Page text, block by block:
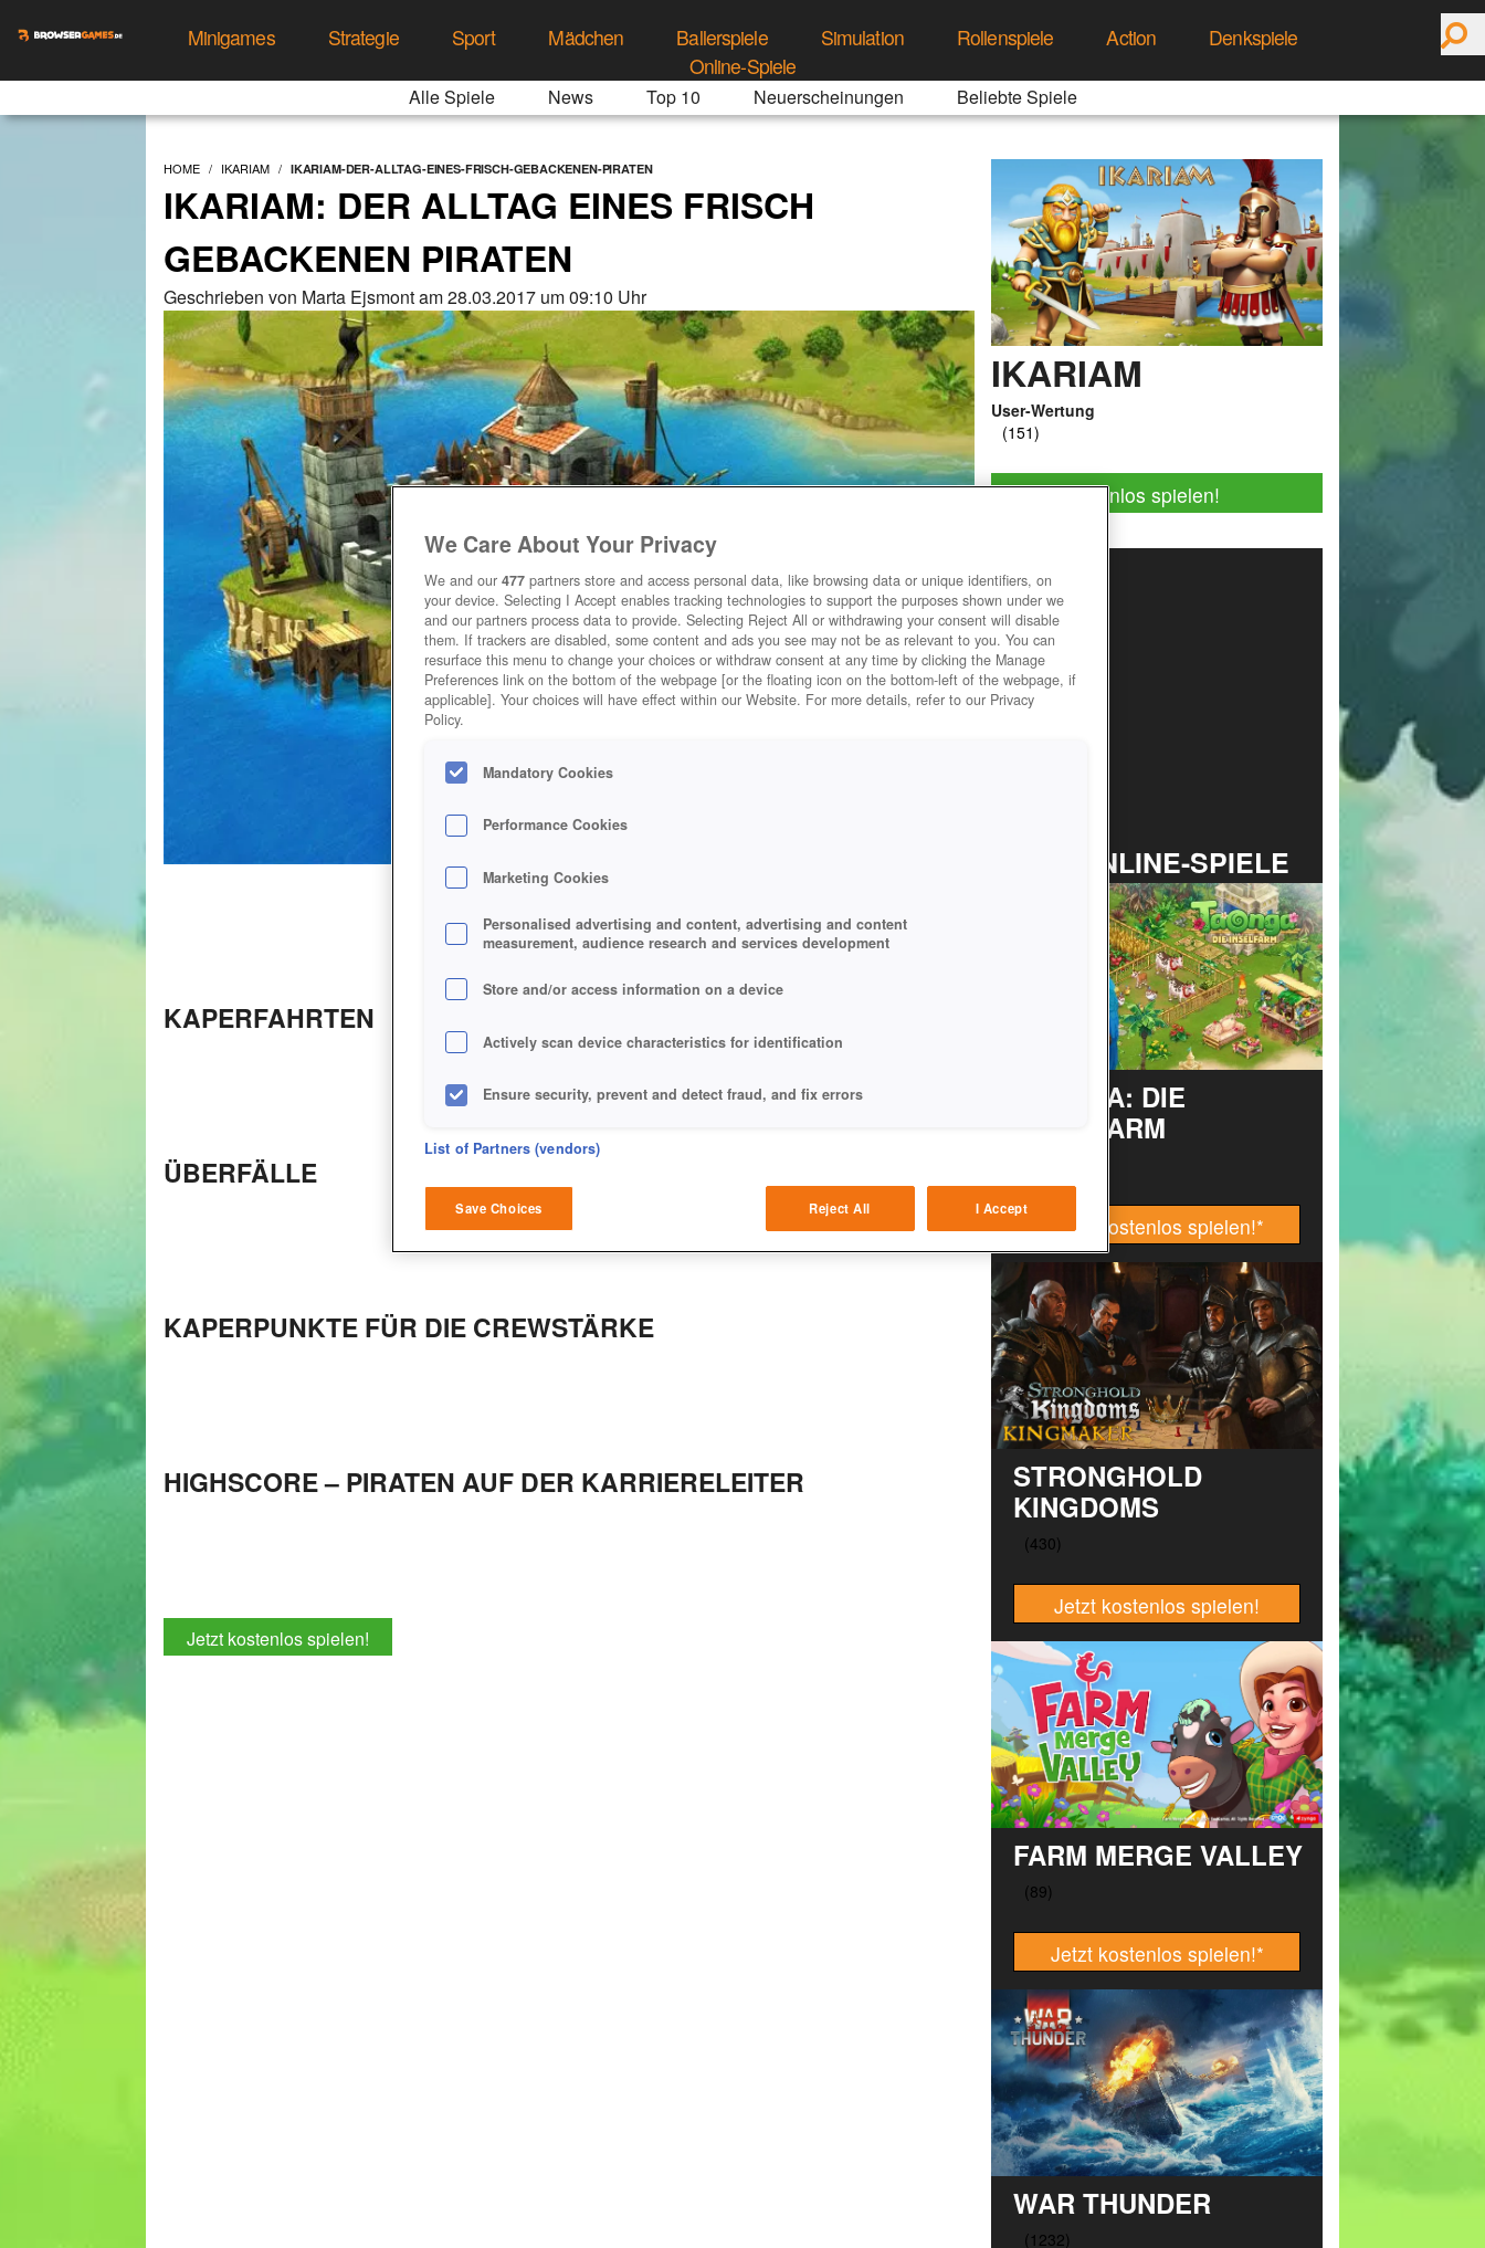
Minigames Strategie Sport Mädchen Ballerspiele Simulation Rollenspiele Action
Denkspiele
Online-Spiele
Alle Spiele News Top 10 Neuerscheinungen Beliebte Spiele
HOME IKARIAM IKARIAM-DER-ALLTAG-EINES-FRISCH-GEBACKENEN-PIRATEN
IKARIAM: DER ALLTAG EINES FRISCH
GEBACKENEN PIRATEN
Geschrieben von Marta Ejsmont am 28.03.2017 um 09:10 Uhr
KAPERFAHRTEN
ÜBERFÄLLE
KAPERPUNKTE FÜR DIE CREWSTÄRKE
HIGHSCORE – PIRATEN AUF DER KARRIERELEITER
Jetzt kostenlos spielen!
IKARIAM
User-Wertung
Jetzt kostenlos spielen!
TOP ONLINE-SPIELE
TAONGA: DIE
INSELFARM
Jetzt kostenlos spielen!*
STRONGHOLD
KINGDOMS
Jetzt kostenlos spielen!
FARM MERGE VALLEY
Jetzt kostenlos spielen!*
WAR THUNDER
We Care About Your Privacy
We and our 477 partners store and access personal data, like browsing data or unique identifiers, on
your device. Selecting I Accept enables tracking technologies to support the purposes shown under we
and our partners process data to provide. Selecting Reject All or withdrawing your consent will disable
them. If trackers are disabled, some content and ads you see may not be as relevant to you. You can
resurface this menu to change your choices or withdraw consent at any time by clicking the Manage
Preferences link on the bottom of the webpage [or the floating icon on the bottom-left of the webpage, if
applicable]. Your choices will have effect within our Website. For more details, refer to our Privacy
Policy.
Mandatory Cookies
Performance Cookies
Marketing Cookies
Personalised advertising and content, advertising and content
measurement, audience research and services development
Store and/or access information on a device
Actively scan device characteristics for identification
Ensure security, prevent and detect fraud, and fix errors
Deliver and present advertising and content
Match and combine data from other data sources
Link different devices
List of Partners (vendors)
Save Choices Reject All I Accept